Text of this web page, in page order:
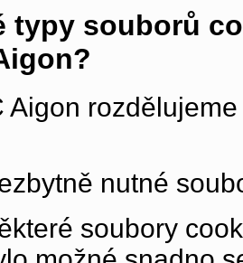
typy souborů
Aigon
nutné
soubory